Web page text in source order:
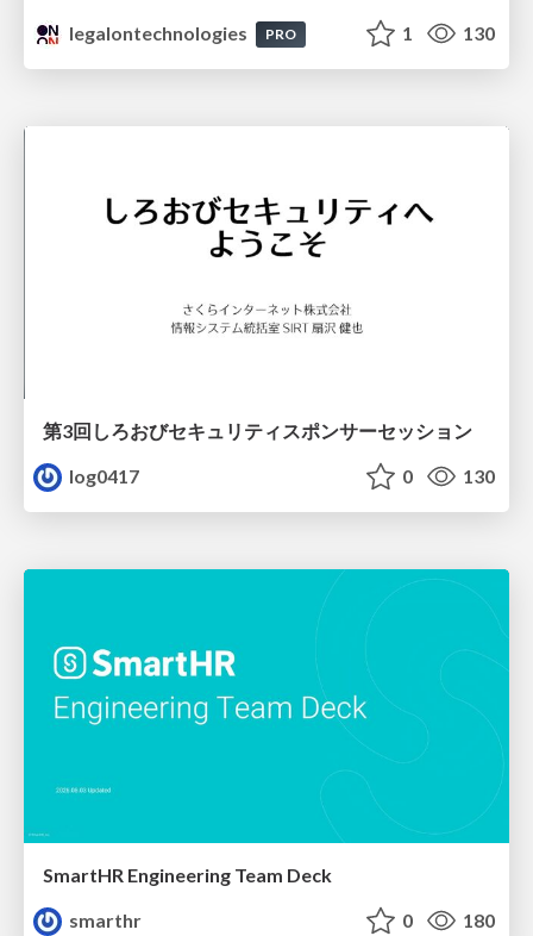
legalontechnologies
PRO 1 130
第3回しろおびセキュリティスポンサーセッション
log0417
0 130
SmartHR Engineering Team Deck
smarthr
0 180